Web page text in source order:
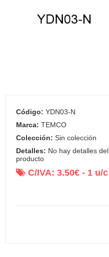
Código: YDN03-N
Marca: TEMCO
Colección: Sin colección
Detalles: No hay detalles del
producto
C/IVA:3.50€ - 1 u/c